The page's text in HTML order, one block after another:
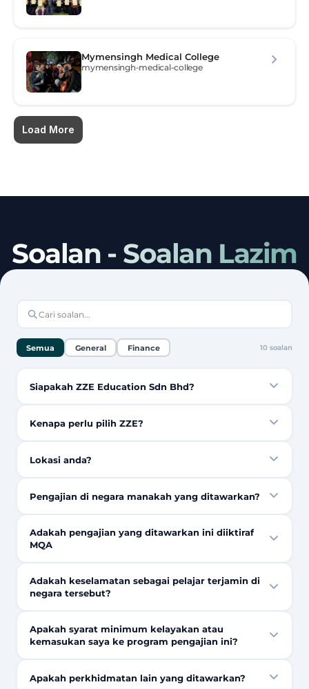
Mymensingh Medical College
mymensingh-medical-college
Load More
Soalan - Soalan Lazim
Semua General Finance 10 soalan
Siapakah ZZE Education Sdn Bhd?
Kenapa perlu pilih ZZE?
Lokasi anda?
Pengajian di negara manakah yang ditawarkan?
Adakah pengajian yang ditawarkan ini diiktiraf
MQA
Adakah keselamatan sebagai pelajar terjamin di
negara tersebut?
Apakah syarat minimum kelayakan atau
kemasukan saya ke program pengajian ini?
Apakah perkhidmatan lain yang ditawarkan?